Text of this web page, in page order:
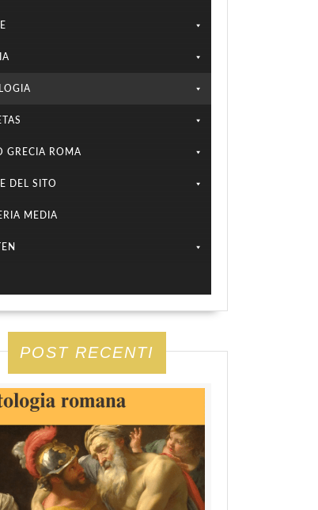
GRECIA ROMA
DEL SITO
MEDIA
POST RECENTI